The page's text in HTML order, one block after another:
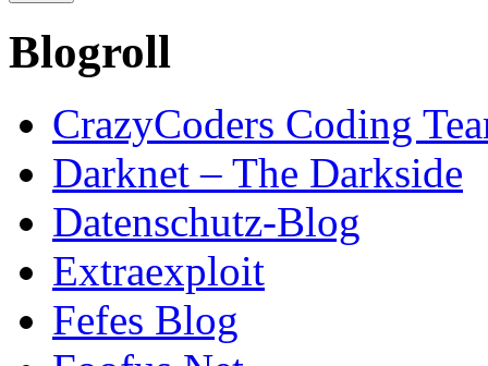
Blogroll
CrazyCoders Coding
Darknet – The Darkside
Datenschutz-Blog
Extraexploit
Fefes Blog